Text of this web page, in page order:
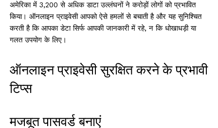
अमेरिका में 3,200 से अधिक डाटा उल्लंघनों ने करोड़ों लोगों को प्रभावित
किया। ऑनलाइन प्राइवेसी आपको ऐसे हमलों से बचाती है और यह सुनिश्चित
करती है कि आपका डेटा सिर्फ आपकी जानकारी में रहे, न कि धोखाधड़ी या
गलत उपयोग के लिए।
ऑनलाइन प्राइवेसी सुरक्षित करने के प्रभावी
टिप्स
मजबूत पासवर्ड बनाएं